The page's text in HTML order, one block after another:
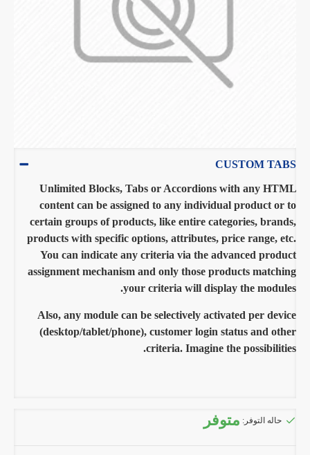
CUSTOM TABS
Unlimited Blocks, Tabs or Accordions with any HTML
content can be assigned to any individual product or to
certain groups of products, like entire categories, brands,
products with specific options, attributes, price range, etc.
You can indicate any criteria via the advanced product
assignment mechanism and only those products matching
your criteria will display the modules.
Also, any module can be selectively activated per device
(desktop/tablet/phone), customer login status and other
criteria. Imagine the possibilities.
حاله التوفر: متوفر